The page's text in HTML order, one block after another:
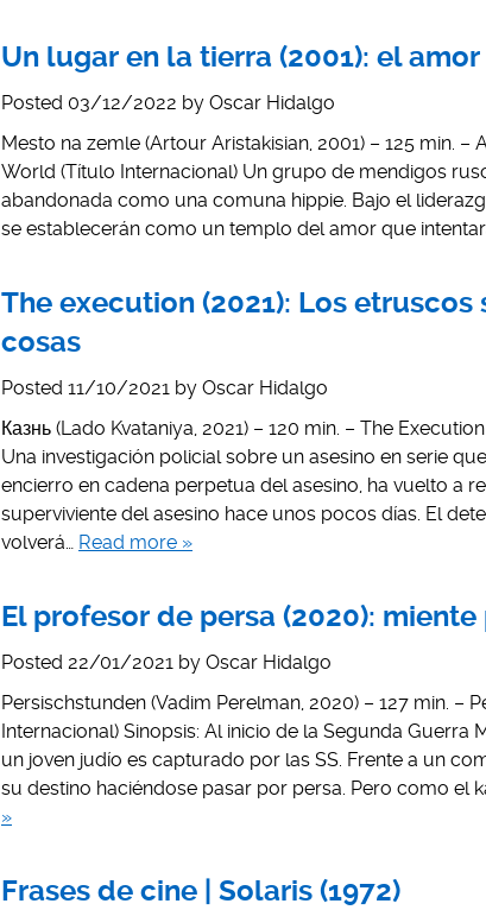
Un lugar en la tierra (2001): el
Posted 03/12/2022 by Oscar Hidalgo
Mesto na zemle (Artour Aristakisian, 2001) – 125 min.
World (Título Internacional) Un grupo de mendigos
abandonada como una comuna hippie. Bajo el
se establecerán como un templo del amor que
The execution (2021): Los etruscos
cosas
Posted 11/10/2021 by Oscar Hidalgo
Казнь (Lado Kvataniya, 2021) – 120 min. – The
Una investigación policial sobre un asesino en serie
encierro en cadena perpetua del asesino, ha vuelto a
superviviente del asesino hace unos pocos días. El
volverá… Read more »
El profesor de persa (2020): miente
Posted 22/01/2021 by Oscar Hidalgo
Persischstunden (Vadim Perelman, 2020) – 127 min. –
Internacional) Sinopsis: Al inicio de la Segunda Guerra
un joven judío es capturado por las SS. Frente a un
su destino haciéndose pasar por persa. Pero como el
»
Frases de cine | Solaris (1972)